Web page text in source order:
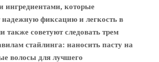
ингредиентами, которые
надежную фиксацию и легкость в
также советуют следовать трем
стайлинга: наносить пасту на
волосы для лучшего